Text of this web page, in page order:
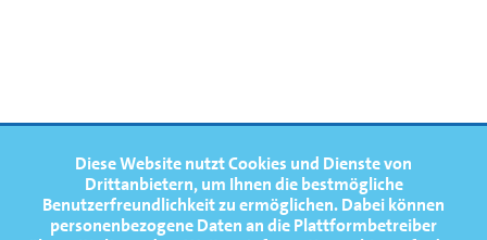
Diese Website nutzt Cookies und Dienste von
Drittanbietern, um Ihnen die bestmögliche
Benutzerfreundlichkeit zu ermöglichen.Dabei können
personenbezogene Daten an die Plattformbetreiber
Paula Hartmann Paula Gerundt
1 2
FOOTERNAVIGATION
NEWS
TERMINE